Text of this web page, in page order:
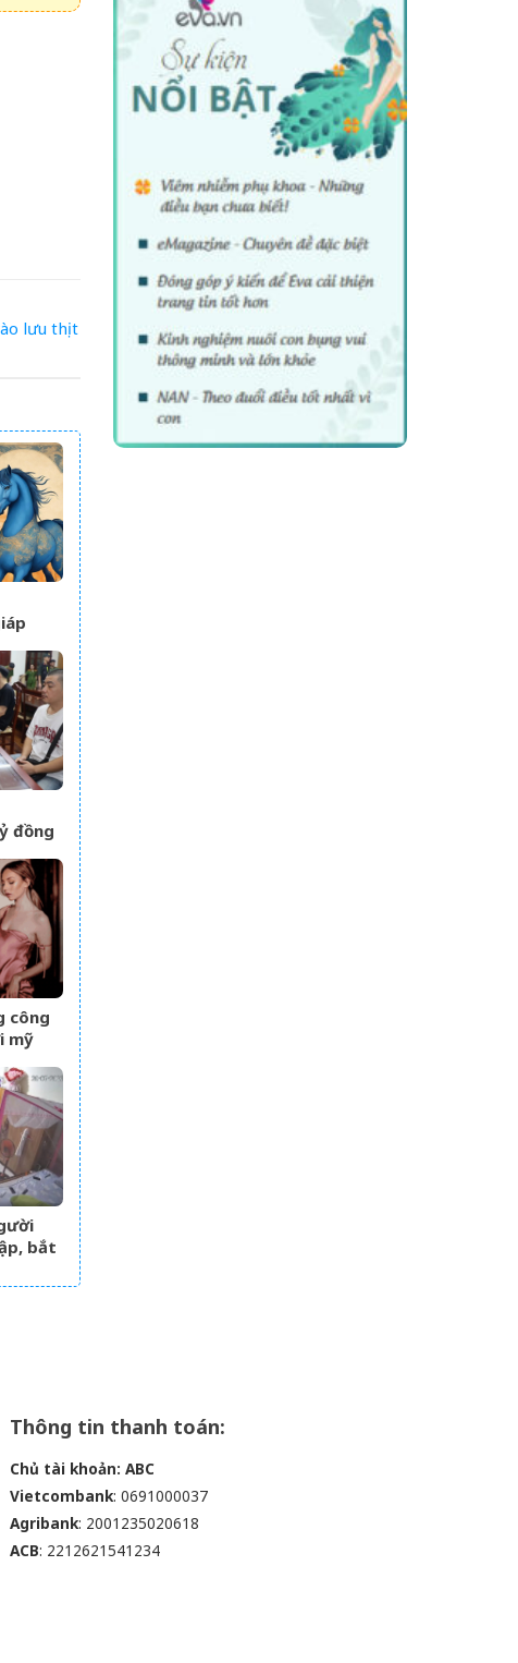
lưu thịt
đồng
công
mỹ
bắt
Thông tin thanh toán:
Chủ tài khoản: ABC
Vietcombank: 0691000037
Agribank: 2001235020618
ACB: 2212621541234